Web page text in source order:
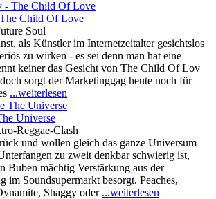
Child Of Love
Soul
als Künstler im Internetzeitalter gesichtslos
zu wirken - es sei denn man hat eine
keiner das Gesicht von The Child Of Lov
sorgt der Marketinggag heute noch für
...weiterlesen
Universe
Reggae-Clash
und wollen gleich das ganze Universum
zu zweit denkbar schwierig ist,
Buben mächtig Verstärkung aus der
im Soundsupermarkt besorgt. Peaches,
Shaggy oder ...weiterlesen